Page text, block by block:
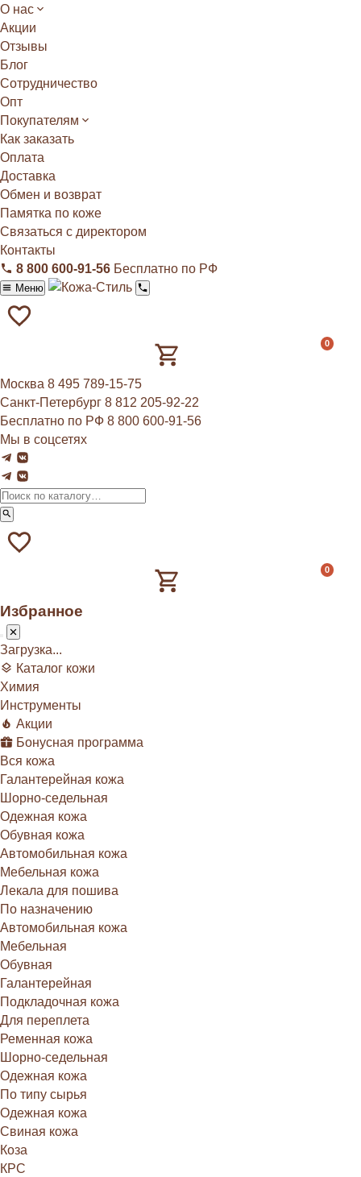
О нас
Акции
Отзывы
Блог
Сотрудничество
Опт
Покупателям
Как заказать
Оплата
Доставка
Обмен и возврат
Памятка по коже
Связаться с директором
Контакты
8 800 600‑91‑56 Бесплатно по РФ
Меню
0
Москва 8 495 789‑15‑75
Санкт-Петербург 8 812 205‑92‑22
Бесплатно по РФ 8 800 600‑91‑56
Мы в соцсетях
0
Избранное
Загрузка...
Каталог кожи
Химия
Инструменты
Акции
Бонусная программа
Вся кожа
Галантерейная кожа
Шорно-седельная
Одежная кожа
Обувная кожа
Автомобильная кожа
Мебельная кожа
Лекала для пошива
По назначению
Автомобильная кожа
Мебельная
Обувная
Галантерейная
Подкладочная кожа
Для переплета
Ременная кожа
Шорно-седельная
Одежная кожа
По типу сырья
Одежная кожа
Свиная кожа
Коза
КРС